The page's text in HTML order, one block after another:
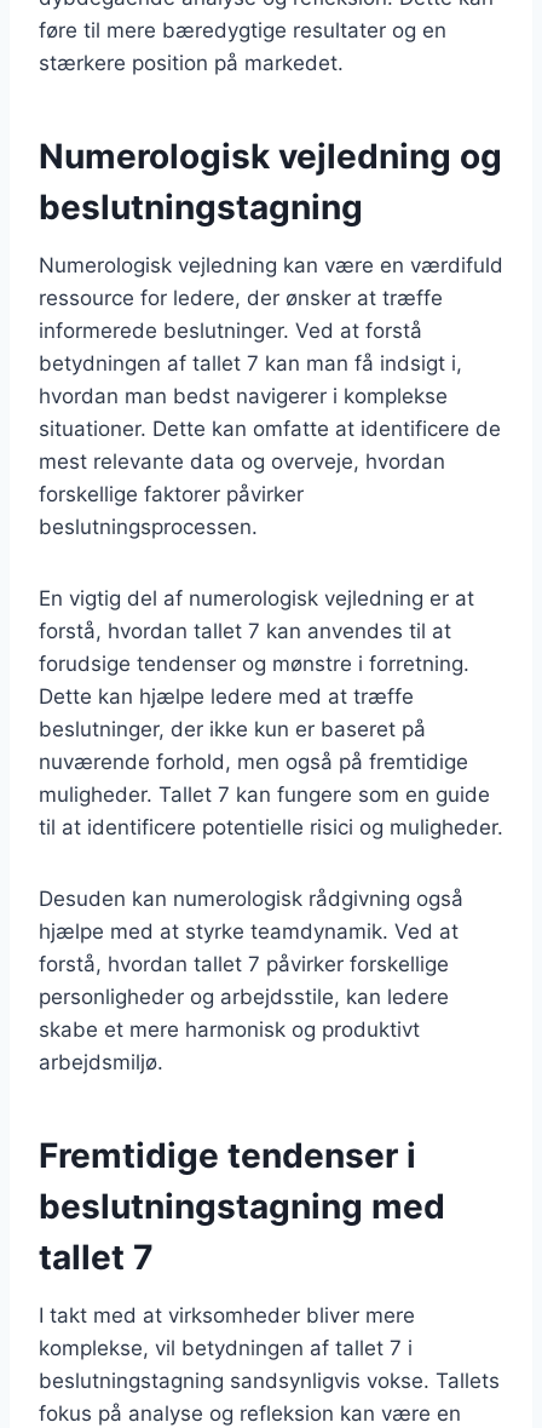
føre til mere bæredygtige resultater og en
stærkere position på markedet.
Numerologisk vejledning og
beslutningstagning
Numerologisk vejledning kan være en værdifuld
ressource for ledere, der ønsker at træffe
informerede beslutninger. Ved at forstå
betydningen af tallet 7 kan man få indsigt i,
hvordan man bedst navigerer i komplekse
situationer. Dette kan omfatte at identificere de
mest relevante data og overveje, hvordan
forskellige faktorer påvirker
beslutningsprocessen.
En vigtig del af numerologisk vejledning er at
forstå, hvordan tallet 7 kan anvendes til at
forudsige tendenser og mønstre i forretning.
Dette kan hjælpe ledere med at træffe
beslutninger, der ikke kun er baseret på
nuværende forhold, men også på fremtidige
muligheder. Tallet 7 kan fungere som en guide
til at identificere potentielle risici og muligheder.
Desuden kan numerologisk rådgivning også
hjælpe med at styrke teamdynamik. Ved at
forstå, hvordan tallet 7 påvirker forskellige
personligheder og arbejdsstile, kan ledere
skabe et mere harmonisk og produktivt
arbejdsmiljø.
Fremtidige tendenser i
beslutningstagning med
tallet 7
I takt med at virksomheder bliver mere
komplekse, vil betydningen af tallet 7 i
beslutningstagning sandsynligvis vokse. Tallets
fokus på analyse og refleksion kan være en